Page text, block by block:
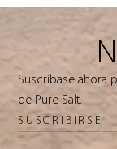
Suscríbase ahora
de Pure Salt.
SUSCRIBIRSE